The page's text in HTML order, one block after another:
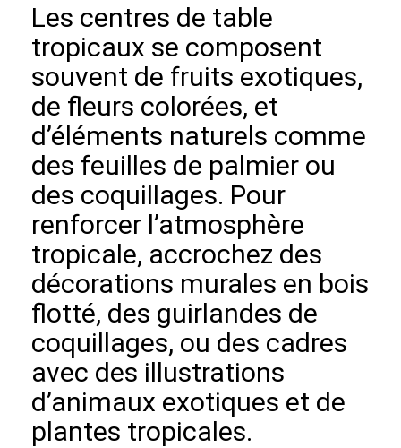
Les centres de table
tropicaux se composent
souvent de fruits exotiques,
de fleurs colorées, et
d’éléments naturels comme
des feuilles de palmier ou
des coquillages. Pour
renforcer l’atmosphère
tropicale, accrochez des
décorations murales en bois
flotté, des guirlandes de
coquillages, ou des cadres
avec des illustrations
d’animaux exotiques et de
plantes tropicales.